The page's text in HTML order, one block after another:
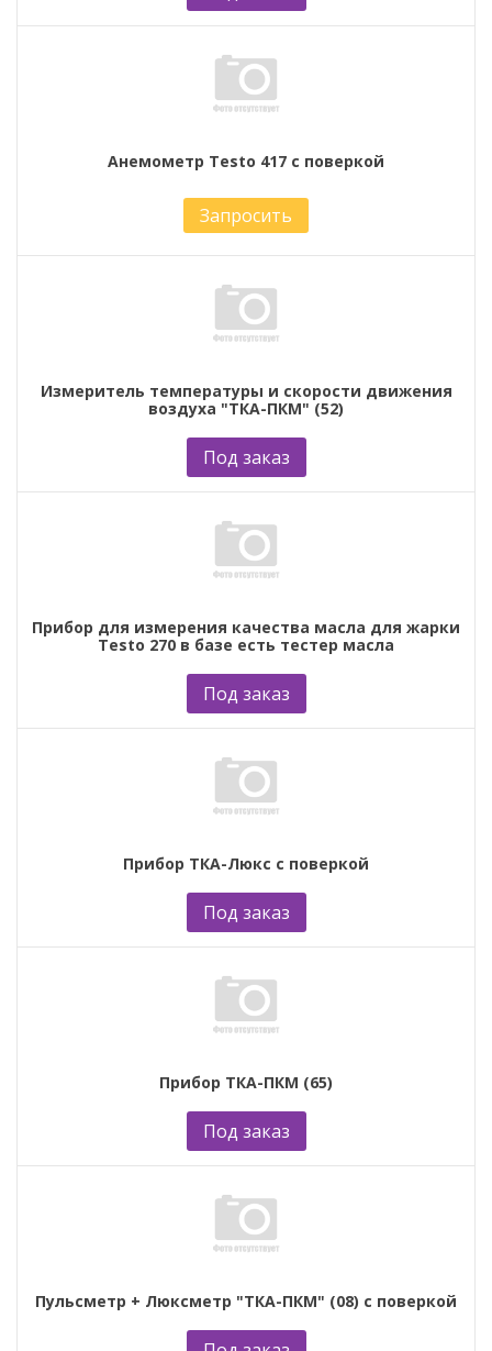
Анемометр Testo 417 с поверкой
Запросить
Измеритель температуры и скорости движения
воздуха "ТКА-ПКМ" (52)
Под заказ
Прибор для измерения качества масла для жарки
Testo 270 в базе есть тестер масла
Под заказ
Прибор ТКА-Люкс с поверкой
Под заказ
Прибор ТКА-ПКМ (65)
Под заказ
Пульсметр + Люксметр "ТКА-ПКМ" (08) с поверкой